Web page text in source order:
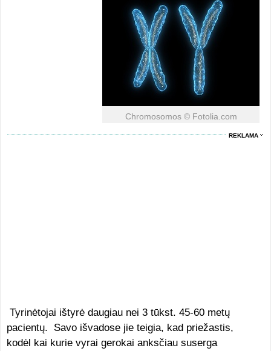
Chromosomos © Fotolia.com
REKLAMA
Tyrinėtojai ištyrė daugiau nei 3 tūkst. 45-60 metų
pacientų. Savo išvadose jie teigia, kad priežastis,
kodėl kai kurie vyrai gerokai anksčiau suserga